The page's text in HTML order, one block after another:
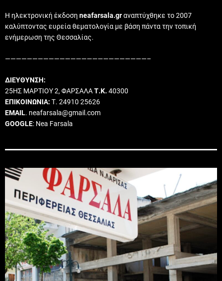
Η ηλεκτρονική έκδοση neafarsala.grαναπτύχθηκε το 2007
καλύπτοντας ευρεία θεματολογία με βάση πάντα την τοπική
ενήμερωση της Θεσσαλίας.
——————————————————————————–
ΔΙΕΥΘΥΝΣΗ:
25ΗΣ ΜΑΡΤΙΟΥ 2, ΦΑΡΣΑΛΑΤ.Κ. 40300
ΕΠΙΚΟΙΝΩΝΙΑ: Τ. 24910 25626
EMAIL. neafarsala@gmail.com
GOOGLE: Nea Farsala